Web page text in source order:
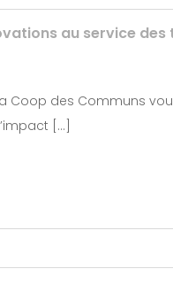
au service
la Coop des Communs
[…]